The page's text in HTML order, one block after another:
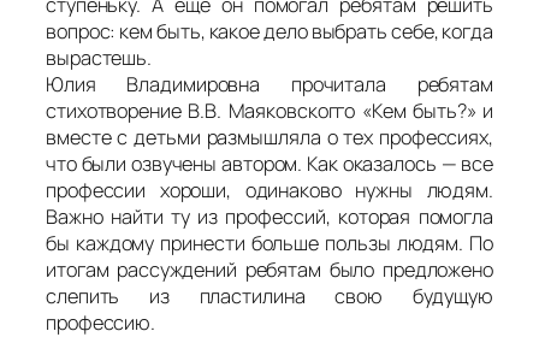
вопрос: кем быть, какое дело выбрать себе, когда
вырастешь.
Юлия Владимировна прочитала ребятам
стихотворение В.В. Маяковскогго «Кем быть?» и
вместе с детьми размышляла о тех профессиях,
что были озвучены автором. Как оказалось — все
профессии хороши, одинаково нужны людям.
Важно найти ту из профессий, которая помогла
бы каждому принести больше пользы людям. По
итогам рассуждений ребятам было предложено
слепить из пластилина свою будущую
профессию.